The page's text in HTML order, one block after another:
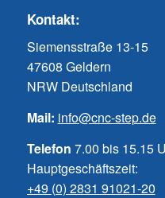
Kontakt:
Siemensstraße 13-15
47608 Geldern
NRW Deutschland
Mail: info@cnc-step.de
Telefon 7.00 bis 15.15
Hauptgeschäftszeit:
+49 (0) 2831 91021-20